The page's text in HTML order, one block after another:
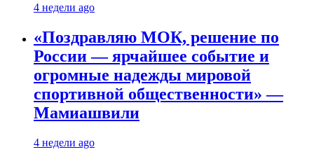
4 недели ago
«Поздравляю МОК, решение по
России — ярчайшее событие и
огромные надежды мировой
спортивной общественности» —
Мамиашвили
4 недели ago